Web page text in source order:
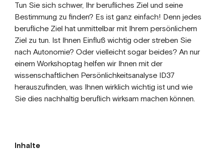
Tun Sie sich schwer, Ihr berufliches Ziel und seine
Bestimmung zu finden? Es ist ganz einfach! Denn jedes
berufliche Ziel hat unmittelbar mit Ihrem persönlichem
Ziel zu tun. Ist Ihnen Einfluß wichtig oder streben Sie
nach Autonomie? Oder vielleicht sogar beides? An nur
einem Workshoptag helfen wir Ihnen mit der
wissenschaftlichen Persönlichkeitsanalyse ID37
herauszufinden, was Ihnen wirklich wichtig ist und wie
Sie dies nachhaltig beruflich wirksam machen können.
Inhalte